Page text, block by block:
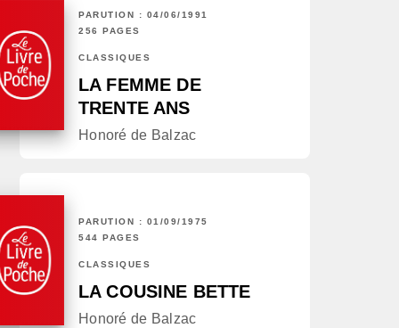
PARUTION : 04/06/1991
256 PAGES
CLASSIQUES
LA FEMME DE
TRENTE ANS
Honoré de Balzac
PARUTION : 01/09/1975
544 PAGES
CLASSIQUES
LA COUSINE BETTE
Honoré de Balzac